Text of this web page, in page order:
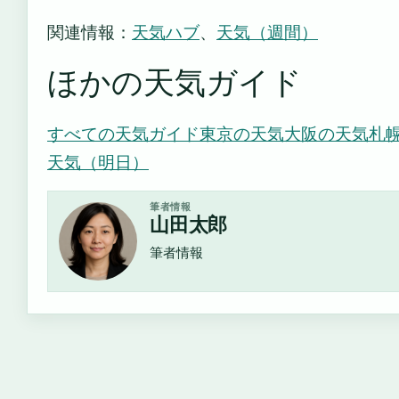
関連情報： 天気ハブ、 天気（週間）
ほかの天気ガイド
すべての天気ガイド東京の天気大阪の天気札
天気（明日）
筆者情報
山田太郎
筆者情報